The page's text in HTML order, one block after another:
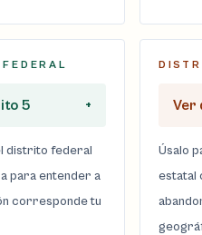
5 +
distrito federal
para entender a
corresponde tu
Ver
Úsalo
estatal